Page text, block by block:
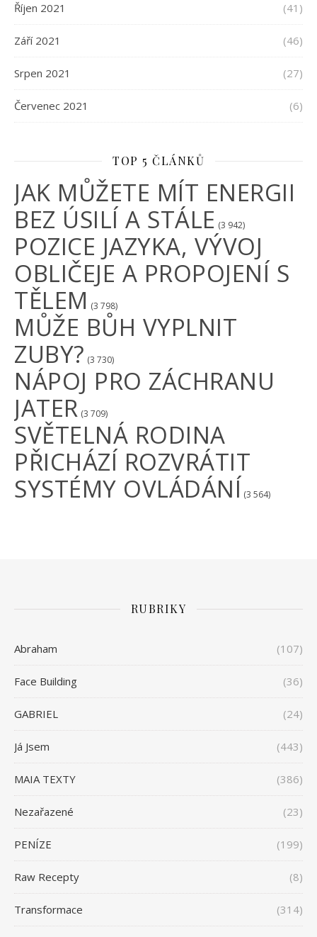
Říjen 2021 (41)
Září 2021 (46)
Srpen 2021 (27)
Červenec 2021 (6)
TOP 5 ČLÁNKŮ
JAK MŮŽETE MÍT ENERGII
BEZ ÚSILÍ A STÁLE (3 942)
POZICE JAZYKA, VÝVOJ
OBLIČEJE A PROPOJENÍ S
TĚLEM (3 798)
MŮŽE BŮH VYPLNIT
ZUBY? (3 730)
NÁPOJ PRO ZÁCHRANU
JATER (3 709)
SVĚTELNÁ RODINA
PŘICHÁZÍ ROZVRÁTIT
SYSTÉMY OVLÁDÁNÍ (3 564)
RUBRIKY
Abraham (107)
Face Building (36)
GABRIEL (24)
Já Jsem (443)
MAIA TEXTY (386)
Nezařazené (23)
PENÍZE (199)
Raw Recepty (8)
Transformace (314)